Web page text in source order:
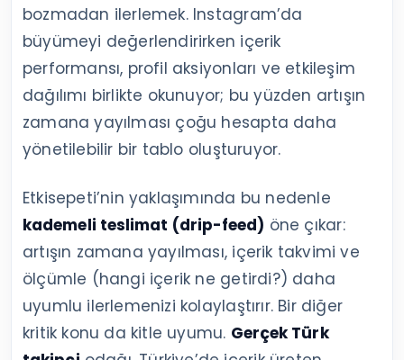
bozmadan ilerlemek. Instagram’da
büyümeyi değerlendirirken içerik
performansı, profil aksiyonları ve etkileşim
dağılımı birlikte okunuyor; bu yüzden artışın
zamana yayılması çoğu hesapta daha
yönetilebilir bir tablo oluşturuyor.
Etkisepeti’nin yaklaşımında bu nedenle
kademeli teslimat (drip-feed) öne çıkar:
artışın zamana yayılması, içerik takvimi ve
ölçümle (hangi içerik ne getirdi?) daha
uyumlu ilerlemenizi kolaylaştırır. Bir diğer
kritik konu da kitle uyumu. Gerçek Türk